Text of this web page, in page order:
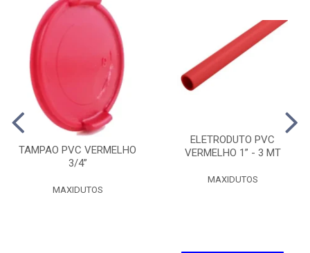
TAMPAO PVC VERMELHO
3/4”
MAXIDUTOS
ELETRODUTO PVC
VERMELHO 1” - 3 MT
MAXIDUTOS